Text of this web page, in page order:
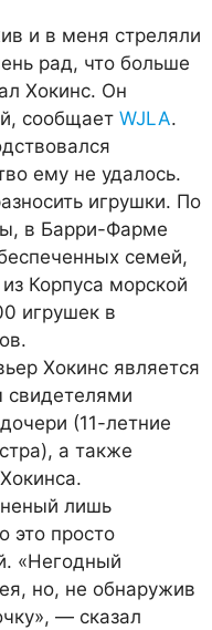
и в меня стреляли
рад, что больше
Хокинс. Он
сообщает WJLA.
ему не удалось.
игрушки. По
в Барри-Фарме
семей,
Корпуса морской
игрушек в
Хокинс является
(11-летние
а также
лишь
это просто
«Негодный
но, не обнаружив
— сказал